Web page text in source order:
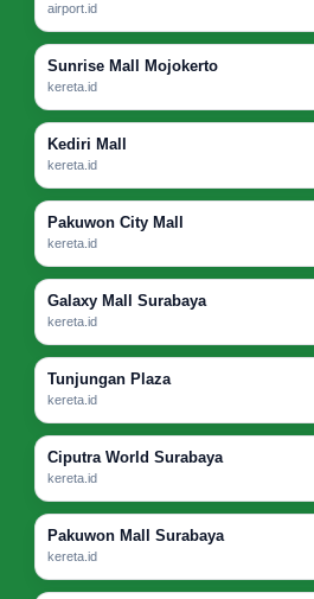
airport.id
Sunrise Mall Mojokerto
kereta.id
Kediri Mall
kereta.id
Pakuwon City Mall
kereta.id
Galaxy Mall Surabaya
kereta.id
Tunjungan Plaza
kereta.id
Ciputra World Surabaya
kereta.id
Pakuwon Mall Surabaya
kereta.id